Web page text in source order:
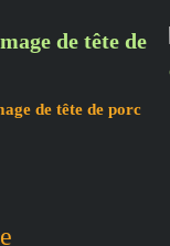
de tête de porc